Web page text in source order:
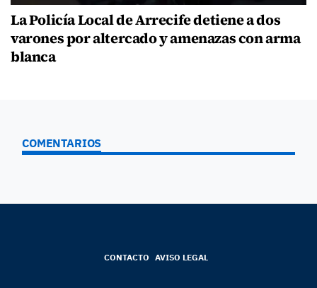
La Policía Local de Arrecife detiene a dos
varones por altercado y amenazas con arma
blanca
COMENTARIOS
CONTACTO AVISO LEGAL